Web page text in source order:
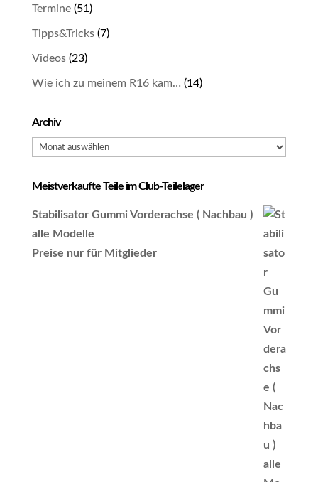
Termine(51)
Tipps&Tricks(7)
Videos(23)
Wie ich zu meinem R16 kam… (14)
Archiv
Archiv
Meistverkaufte Teile im Club-Teilelager
Stabilisator Gummi Vorderachse ( Nachbau )
alle Modelle
Preise nur für Mitglieder